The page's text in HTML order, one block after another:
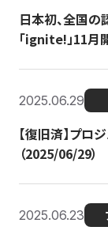
日本初、全国の
「ignite!」11月
2025.06.29
【復旧済】プロ
（2025/06/29）
2025.06.23